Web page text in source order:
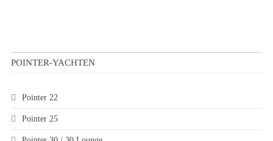
POINTER-YACHTEN
Pointer 22
Pointer 25